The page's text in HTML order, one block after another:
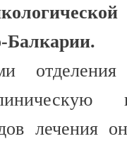
Балкарии.
лечения